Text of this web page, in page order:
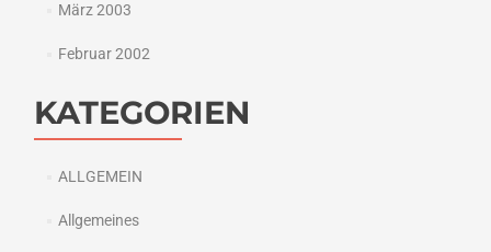
März 2003
Februar 2002
KATEGORIEN
ALLGEMEIN
Allgemeines